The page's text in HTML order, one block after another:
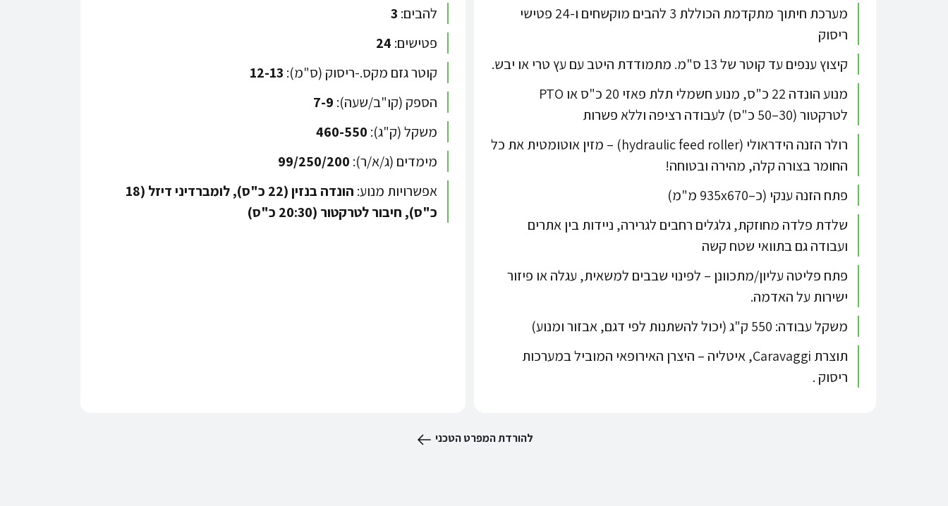
מערכת חיתוך מתקדמת הכוללת 3 להבים מוקשחים ו-24 פטישי
ריסוק
קיצוץ ענפים עד קוטר של 13 ס"מ. מתמודדת היטב עם עץ טרי או יבש.
מנוע הונדה 22 כ"ס, מנוע חשמלי תלת פאזי 20 כ"ס או PTO
לטרקטור (30–50 כ"ס) לעבודה רציפה וללא פשרות
רולר הזנה הידראולי (hydraulic feed roller) – מזין אוטומטית את כל
החומר בצורה קלה, מהירה ובטוחה!
פתח הזנה ענקי (כ–935x670 מ"מ)
שלדת פלדה מחוזקת, גלגלים רחבים לגרירה, ניידות בין אתרים
ועבודה גם בתוואי שטח קשה
פתח פליטה עליון/מתכוונן – לפינוי שבבים למשאית, עגלה או פיזור
ישירות על האדמה.
משקל עבודה: 550 ק"ג (יכול להשתנות לפי דגם, אבזור ומנוע)
תוצרת Caravaggi, איטליה – היצרן האירופאי המוביל במערכות
ריסוק .
להבים: 3
פטישים: 24
קוטר גזם מקס.-ריסוק (ס"מ): 12-13
הספק (קו"ב/שעה): 7-9
משקל (ק"ג): 460-550
מימדים (ג/א/ר): 99/250/200
אפשרויות מנוע:
הונדה בנזין (22 כ"ס), לומברדיני דיזל (18
כ"ס), חיבור לטרקטור (20:30 כ"ס)
להורדת המפרט הטכני